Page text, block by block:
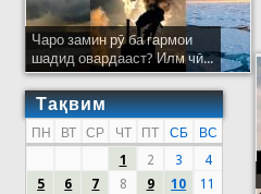
Чаро замин рӯ ба гармои
шадид овардааст? Илм чӣ...
Тақвим
ПН ВТ СР ЧТ ПТ СБ
ВС
1
2 3
4
5
6 7 8 9 10
11